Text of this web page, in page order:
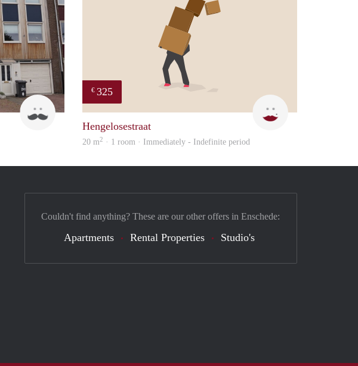
€ 325
Hengelosestraat
20 m2 · 1 room · Immediately - Indefinite period
Couldn't find anything? These are our other offers in Enschede:
Apartments Rental Properties Studio's